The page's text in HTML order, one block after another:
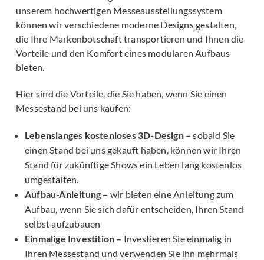
unserem hochwertigen Messeausstellungssystem
können wir verschiedene moderne Designs gestalten,
die Ihre Markenbotschaft transportieren und Ihnen die
Vorteile und den Komfort eines modularen Aufbaus
bieten.
Hier sind die Vorteile, die Sie haben, wenn Sie einen
Messestand bei uns kaufen:
Lebenslanges kostenloses 3D-Design – sobald Sie
einen Stand bei uns gekauft haben, können wir Ihren
Stand für zukünftige Shows ein Leben lang kostenlos
umgestalten.
Aufbau-Anleitung – wir bieten eine Anleitung zum
Aufbau, wenn Sie sich dafür entscheiden, Ihren Stand
selbst aufzubauen
Einmalige Investition – Investieren Sie einmalig in
Ihren Messestand und verwenden Sie ihn mehrmals